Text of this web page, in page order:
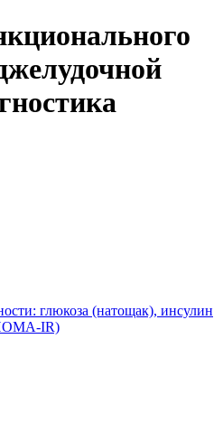
глюкоза (натощак), инсулин
IR)